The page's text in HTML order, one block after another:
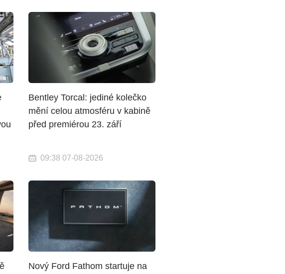
Bentley Torcal: jediné kolečko
mění celou atmosféru v kabině
před premiérou 23. září
09:38 07-08-2026
Nový Ford Fathom startuje na